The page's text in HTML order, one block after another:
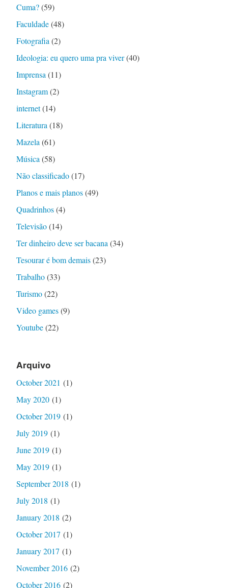
Cuma?(59)
Faculdade(48)
Fotografia (2)
Ideologia: eu quero uma pra viver(40)
Imprensa (11)
Instagram(2)
internet(14)
Literatura (18)
Mazela (61)
Música (58)
Não classificado(17)
Planos e mais planos(49)
Quadrinhos(4)
Televisão(14)
Ter dinheiro deve ser bacana (34)
Tesourar é bom demais(23)
Trabalho(33)
Turismo(22)
Video games(9)
Youtube(22)
Arquivo
October 2021 (1)
May 2020(1)
October 2019(1)
July 2019(1)
June 2019(1)
May 2019(1)
September 2018 (1)
July 2018 (1)
January 2018 (2)
October 2017 (1)
January 2017 (1)
November 2016(2)
October 2016(2)